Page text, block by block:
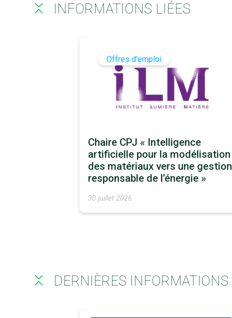
INFORMATIONS LIÉES
Offres d’emploi
Chaire CPJ « Intelligence
artificielle pour la modélisation
des matériaux vers une gestion
responsable de l’énergie »
30 juillet 2026
DERNIÈRES INFORMATIONS